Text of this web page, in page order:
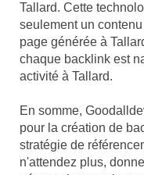
Tallard. Cette
seulement un
page générée à
chaque backlink est
activité à Tallard.
En somme,
pour la création de
stratégie de
n'attendez plus,